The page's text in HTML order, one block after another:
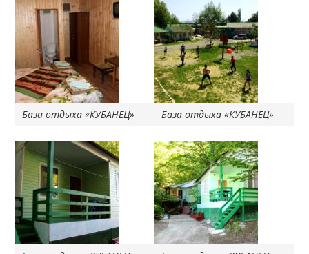
База отдыха «КУБАНЕЦ» База отдыха «КУБАНЕЦ»